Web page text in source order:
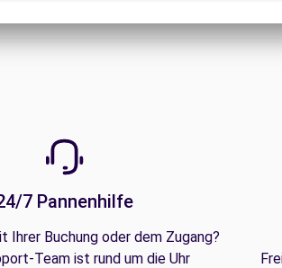
7 Pannenhilfe
Ihrer Buchung oder dem Zugang?
Team ist rund um die Uhr